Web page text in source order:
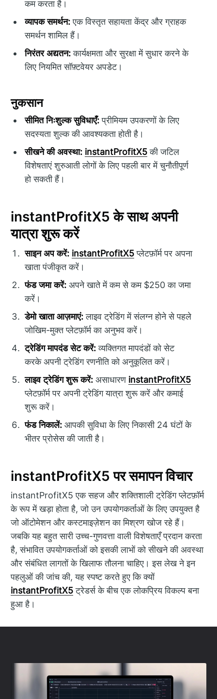
कम करता है।
व्यापक समर्थन:एक विस्तृत सहायता केंद्र और ग्राहक
समर्थन शामिल हैं।
निरंतर अद्यतन:कार्यक्षमता और सुरक्षा में सुधार करने के
लिए नियमित सॉफ़्टवेयर अपडेट।
नुकसान
सीमित निःशुल्क सुविधाएँ:प्रीमियम उपकरणों के लिए
सदस्यता शुल्क की आवश्यकता होती है।
सीखने की अवस्था: instantProfitX5की जटिल
विशेषताएं शुरुआती लोगों के लिए पहली बार में चुनौतीपूर्ण
हो सकती हैं।
instantProfitX5 के साथ अपनी
यात्रा शुरू करें
साइन अप करें: instantProfitX5प्लेटफ़ॉर्म पर अपना
खाता पंजीकृत करें।
फंड जमा करें: अपने खाते में कम से कम $250 का जमा
करें।
डेमो खाता आज़माएं:लाइव ट्रेडिंग में संलग्न होने से पहले
जोखिम-मुक्त प्लेटफ़ॉर्म का अनुभव करें।
ट्रेडिंग मापदंड सेट करें:व्यक्तिगत मापदंडों को सेट
करके अपनी ट्रेडिंग रणनीति को अनुकूलित करें।
लाइव ट्रेडिंग शुरू करें: असाधारण instantProfitX5
प्लेटफ़ॉर्म पर अपनी ट्रेडिंग यात्रा शुरू करें और कमाई
शुरू करें।
फंड निकालें: आपकी सुविधा के लिए निकासी 24 घंटों के
भीतर प्रोसेस की जाती है।
instantProfitX5 पर समापन विचार
instantProfitX5 एक सहज और शक्तिशाली ट्रेडिंग प्लेटफ़ॉर्म
के रूप में खड़ा होता है, जो उन उपयोगकर्ताओं के लिए उपयुक्त है
जो ऑटोमेशन और कस्टमाइज़ेशन का मिश्रण खोज रहे हैं।
जबकि यह बहुत सारी उच्च-गुणवत्ता वाली विशेषताएँ प्रदान करता
है, संभावित उपयोगकर्ताओं को इसकी लाभों को सीखने की अवस्था
और संबंधित लागतों के खिलाफ तौलना चाहिए। इस लेख ने इन
पहलुओं की जांच की, यह स्पष्ट करते हुए कि क्यों
instantProfitX5ट्रेडर्स के बीच एक लोकप्रिय विकल्प बना
हुआ है।